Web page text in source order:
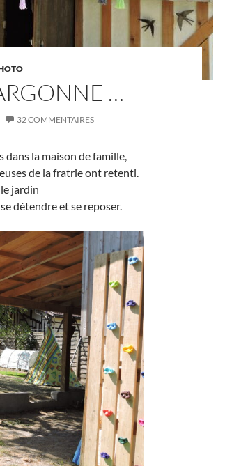
…
32 COMMENTAIRES
dans la maison de famille,
de la fratrie ont retenti.
jardin
détendre et se reposer.